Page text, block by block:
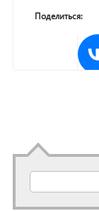
Поделиться: